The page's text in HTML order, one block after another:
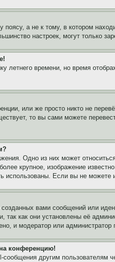
а не к тому, в котором
настроек, могут только
летнего времени, но время
или же просто никто не
то вы сами можете
Одно из них может
крупное, изображение
использованы. Если вы не
вами сообщений или
так как они установлены её
и модератор или администратор
конференцию!
сообщения другим